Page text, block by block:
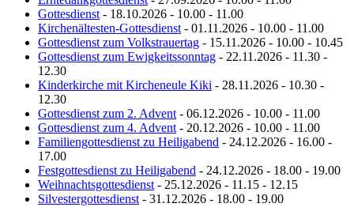
Gottesdienst- 18.10.2026 - 10.00 - 11.00
Kirchenältesten-Gottesdienst- 01.11.2026 - 10.00 - 11.00
Gottesdienst zum Volkstrauertag - 15.11.2026 - 10.00 - 10.45
Gottesdienst zum Ewigkeitssonntag - 22.11.2026 - 11.30 -
12.30
Kinderkirche mit Kircheneule Kiki - 28.11.2026 - 10.30 -
12.30
Gottesdienst zum 2. Advent- 06.12.2026 - 10.00 - 11.00
Gottesdienst zum 4. Advent- 20.12.2026 - 10.00 - 11.00
Familiengottesdienst zu Heiligabend - 24.12.2026 - 16.00 -
17.00
Festgottesdienst zu Heiligabend - 24.12.2026 - 18.00 - 19.00
Weihnachtsgottesdienst- 25.12.2026 - 11.15 - 12.15
Silvestergottesdienst- 31.12.2026 - 18.00 - 19.00